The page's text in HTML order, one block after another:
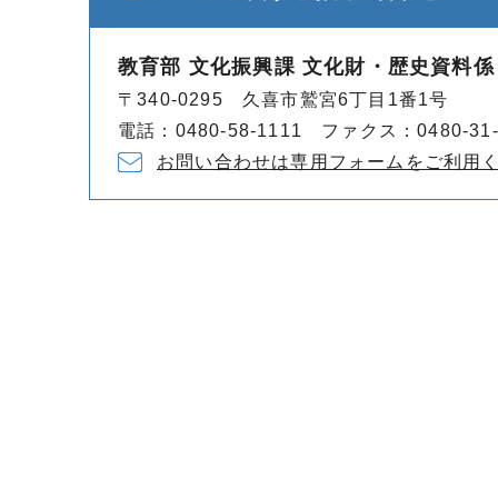
教育部 文化振興課 文化財・歴史資料係
〒340-0295 久喜市鷲宮6丁目1番1号
電話：0480-58-1111 ファクス：0480-
お問い合わせは専用フォームをご利用く